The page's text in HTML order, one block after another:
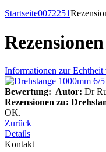
Startseite0072251
Informationen zur
Bewertung:| Autor: Dr
Rezensionen zu:
OK.
Zurück
Details
Kontakt